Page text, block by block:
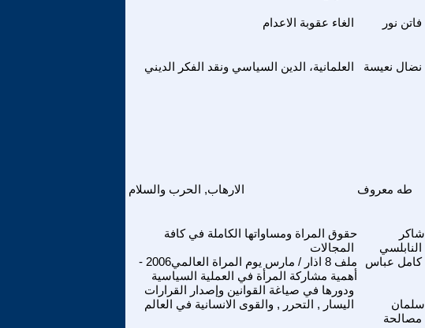
الغاء عقوبة الاعدام فاتن نور
العلمانية، الدين السياسي ونقد الفكر الديني نضال نعيسة
الارهاب, الحرب والسلام طه معروف
حقوق المراة ومساواتها الكاملة في كافة
المجالات
شاكر
النابلسي
ملف 8 اذار / مارس يوم المراة العالمي2006 -
أهمية مشاركة المرأة في العملية السياسية
ودورها في صياغة القوانين وإصدار القرارات
كامل عباس
اليسار , التحرر , والقوى الانسانية في العالم
سلمان
مصالحة